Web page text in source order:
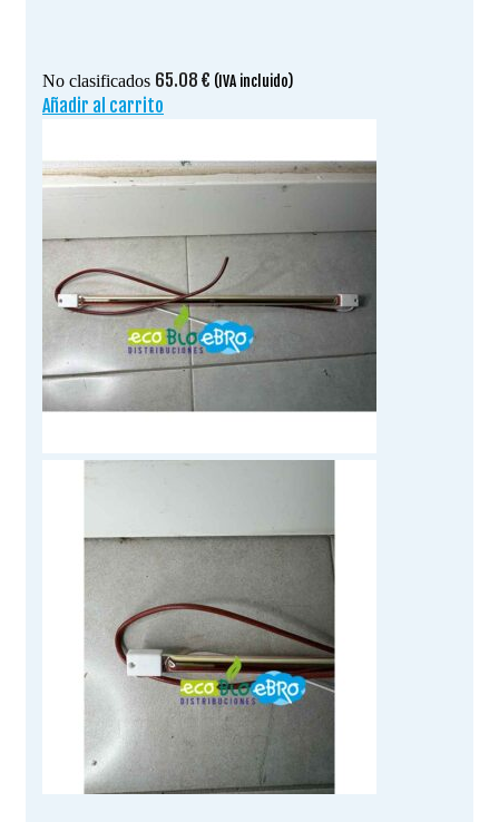
No clasificados 65.08 € (IVA incluido)
Añadir al carrito